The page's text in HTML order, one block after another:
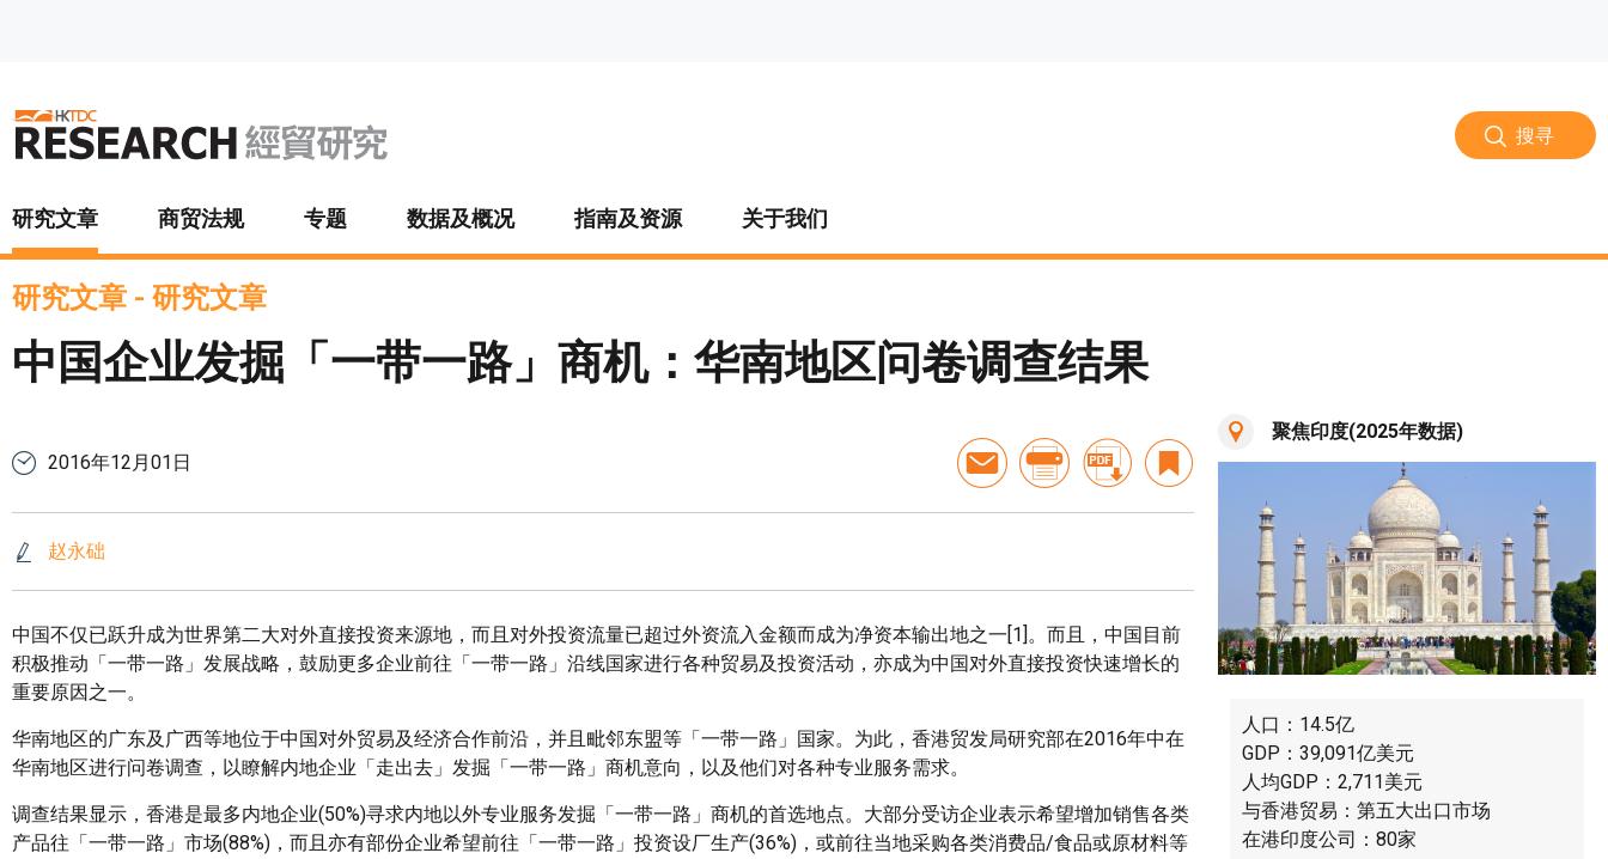
搜寻
研究文章 商贸法规 专题 数据及概况 指南及资源 关于我们
研究文章 - 研究文章
中国企业发掘「一带一路」商机：华南地区问卷调查结果
2016年12月01日
赵永础
中国不仅已跃升成为世界第二大对外直接投资来源地，而且对外投资流量已超过外资流入金额而成为净资本输出地之一[1]。而且，中国目前
积极推动「一带一路」发展战略，鼓励更多企业前往「一带一路」沿线国家进行各种贸易及投资活动，亦成为中国对外直接投资快速增长的
重要原因之一。
华南地区的广东及广西等地位于中国对外贸易及经济合作前沿，并且毗邻东盟等「一带一路」国家。为此，香港贸发局研究部在2016年中在
华南地区进行问卷调查，以瞭解内地企业「走出去」发掘「一带一路」商机意向，以及他们对各种专业服务需求。
调查结果显示，香港是最多内地企业(50%)寻求内地以外专业服务发掘「一带一路」商机的首选地点。大部分受访企业表示希望增加销售各类
产品往「一带一路」市场(88%)，而且亦有部份企业希望前往「一带一路」投资设厂生产(36%)，或前往当地采购各类消费品/食品或原材料等
聚焦印度(2025年数据)
人口：14.5亿
GDP：39,091亿美元
人均GDP：2,711美元
与香港贸易：第五大出口市场
在港印度公司：80家